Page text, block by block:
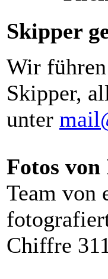
Skipper
Wir
Skipper,
unter
Fotos
Team von
Chiffre